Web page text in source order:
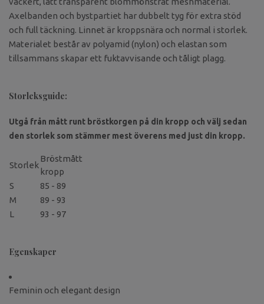
Axelbanden och bystpartiet har dubbelt tyg för extra stöd
och full täckning. Linnet är kroppsnära och normal i storlek.
Materialet består av polyamid (nylon) och elastan som
tillsammans skapar ett fuktavvisande och tåligt plagg.
Storleksguide:
Utgå från mått runt bröstkorgen på din kropp och välj sedan
den storlek som stämmer mest överens med just din kropp.
Storlek
Bröstmått
kropp
S
85 - 89
M
89 - 93
L
93 - 97
Egenskaper
Feminin och elegant design